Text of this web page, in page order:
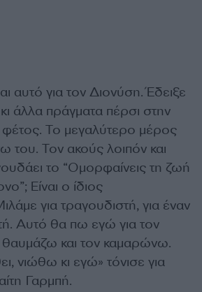
αυτό για τον Διονύση. Έδειξε
κι άλλα πράγματα πέρσι στην
φέτος. Το μεγαλύτερο μέρος
του. Τον ακούς λοιπόν και
το “Ομορφαίνεις τη ζωή
Είναι ο ίδιος
για τραγουδιστή, για έναν
Αυτό θα πω εγώ για τον
θαυμάζω και τον καμαρώνω.
νιώθω κι εγώ» τόνισε για
Γαρμπή.